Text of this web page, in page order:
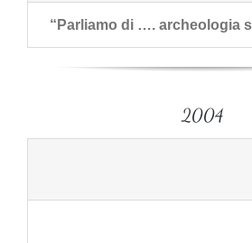
“Parliamo di …. archeologia
2004